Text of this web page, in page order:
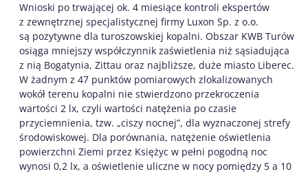
Wnioski po trwającej ok. 4 miesiące kontroli ekspertów
z zewnętrznej specjalistycznej firmy Luxon Sp. z o.o.
są pozytywne dla turoszowskiej kopalni. Obszar KWB Turów
osiąga mniejszy współczynnik zaświetlenia niż sąsiadująca
z nią Bogatynia, Zittau oraz najbliższe, duże miasto Liberec.
W żadnym z 47 punktów pomiarowych zlokalizowanych
wokół terenu kopalni nie stwierdzono przekroczenia
wartości 2 lx, czyli wartości natężenia po czasie
przyciemnienia, tzw. „ciszy nocnej”, dla wyznaczonej strefy
środowiskowej. Dla porównania, natężenie oświetlenia
powierzchni Ziemi przez Księżyc w pełni pogodną noc
wynosi 0,2 lx, a oświetlenie uliczne w nocy pomiędzy 5 a 10